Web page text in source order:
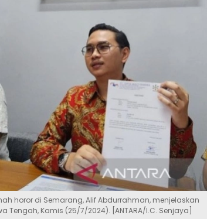
horor di Semarang, Alif Abdurrahman, menjelaskan
Kamis (25/7/2024). [ANTARA/I.C. Senjaya]